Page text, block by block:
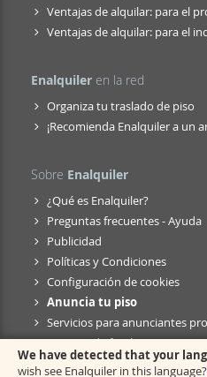
Ventajas de alquilar: para el
Ventajas de alquilar: para el
Enalquiler en la red
Organiza tu traslado de piso
¡Recomienda Enalquiler a un
Sobre Enalquiler
¿Qué es Enalquiler?
Preguntas frecuentes - Ayuda
Publicidad
Políticas y Condiciones
Configuración de cookies
Anuncia tu piso
Servicios para anunciantes
Anuncio de fusión
We have detected that your
wish see Enalquiler in this language?